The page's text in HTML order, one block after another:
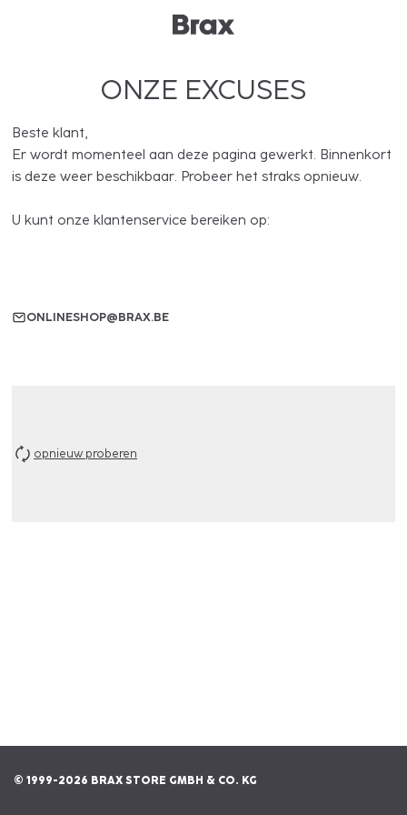
ONZE EXCUSES
Beste klant,
Er wordt momenteel aan deze pagina gewerkt. Binnenkort
is deze weer beschikbaar. Probeer het straks opnieuw.
U kunt onze klantenservice bereiken op:
ONLINESHOP@BRAX.BE
opnieuw proberen
© 1999-2026 BRAX STORE GMBH & CO. KG